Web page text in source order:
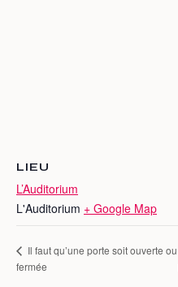
LIEU
L’Auditorium
L'Auditorium + Google Map
Il faut qu’une porte soit ouverte ou
fermée